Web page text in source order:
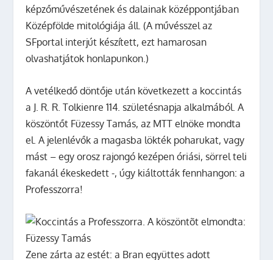
képzőművészetének és dalainak középpontjában
Középfölde mitológiája áll. (A művésszel az
SFportal interjút készített, ezt hamarosan
olvashatjátok honlapunkon.)
A vetélkedő döntője után következett a koccintás
a J. R. R. Tolkienre 114. születésnapja alkalmából. A
köszöntőt Füzessy Tamás, az MTT elnöke mondta
el. A jelenlévők a magasba lökték poharukat, vagy
mást – egy orosz rajongó kezépen óriási, sörrel teli
fakanál ékeskedett -, úgy kiáltották fennhangon: a
Professzorra!
Zene zárta az estét: a Bran együttes adott